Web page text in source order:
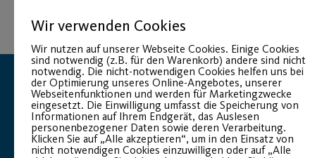
Wir verwenden Cookies
Wir nutzen auf unserer Webseite Cookies. Einige Cookies
sind notwendig (z.B. für den Warenkorb) andere sind nicht
notwendig. Die nicht-notwendigen Cookies helfen uns bei
der Optimierung unseres Online-Angebotes, unserer
Webseitenfunktionen und werden für Marketingzwecke
eingesetzt. Die Einwilligung umfasst die Speicherung von
Informationen auf Ihrem Endgerät, das Auslesen
personenbezogener Daten sowie deren Verarbeitung.
Klicken Sie auf „Alle akzeptieren“, um in den Einsatz von
nicht notwendigen Cookies einzuwilligen oder auf „Alle